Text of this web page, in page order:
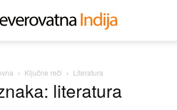
Ključne reči Literatura
literatura